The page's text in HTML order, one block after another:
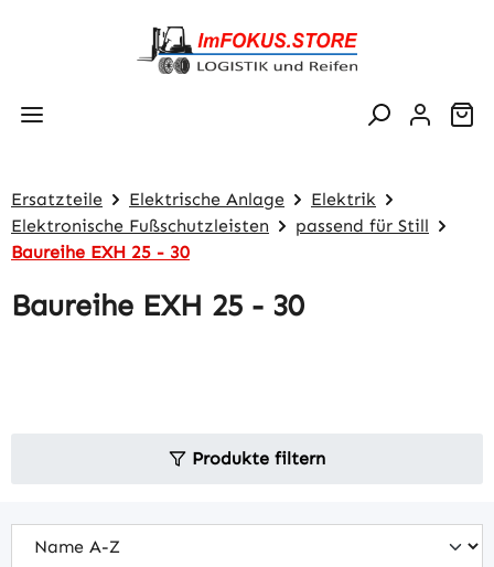
Zum Hauptinhalt springen
Ersatzteile Elektrische Anlage
Elektrik
Elektronische Fußschutzleisten
passend für Still
Baureihe EXH 25 - 30
Baureihe EXH 25 - 30
Produkte filtern